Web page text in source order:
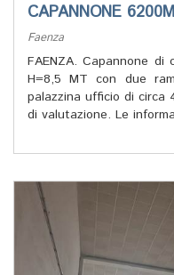
CAPANNONE
Faenza
FAENZA. Capannone
H=8,5 MT con due
palazzina ufficio di circa
di valutazione. Le